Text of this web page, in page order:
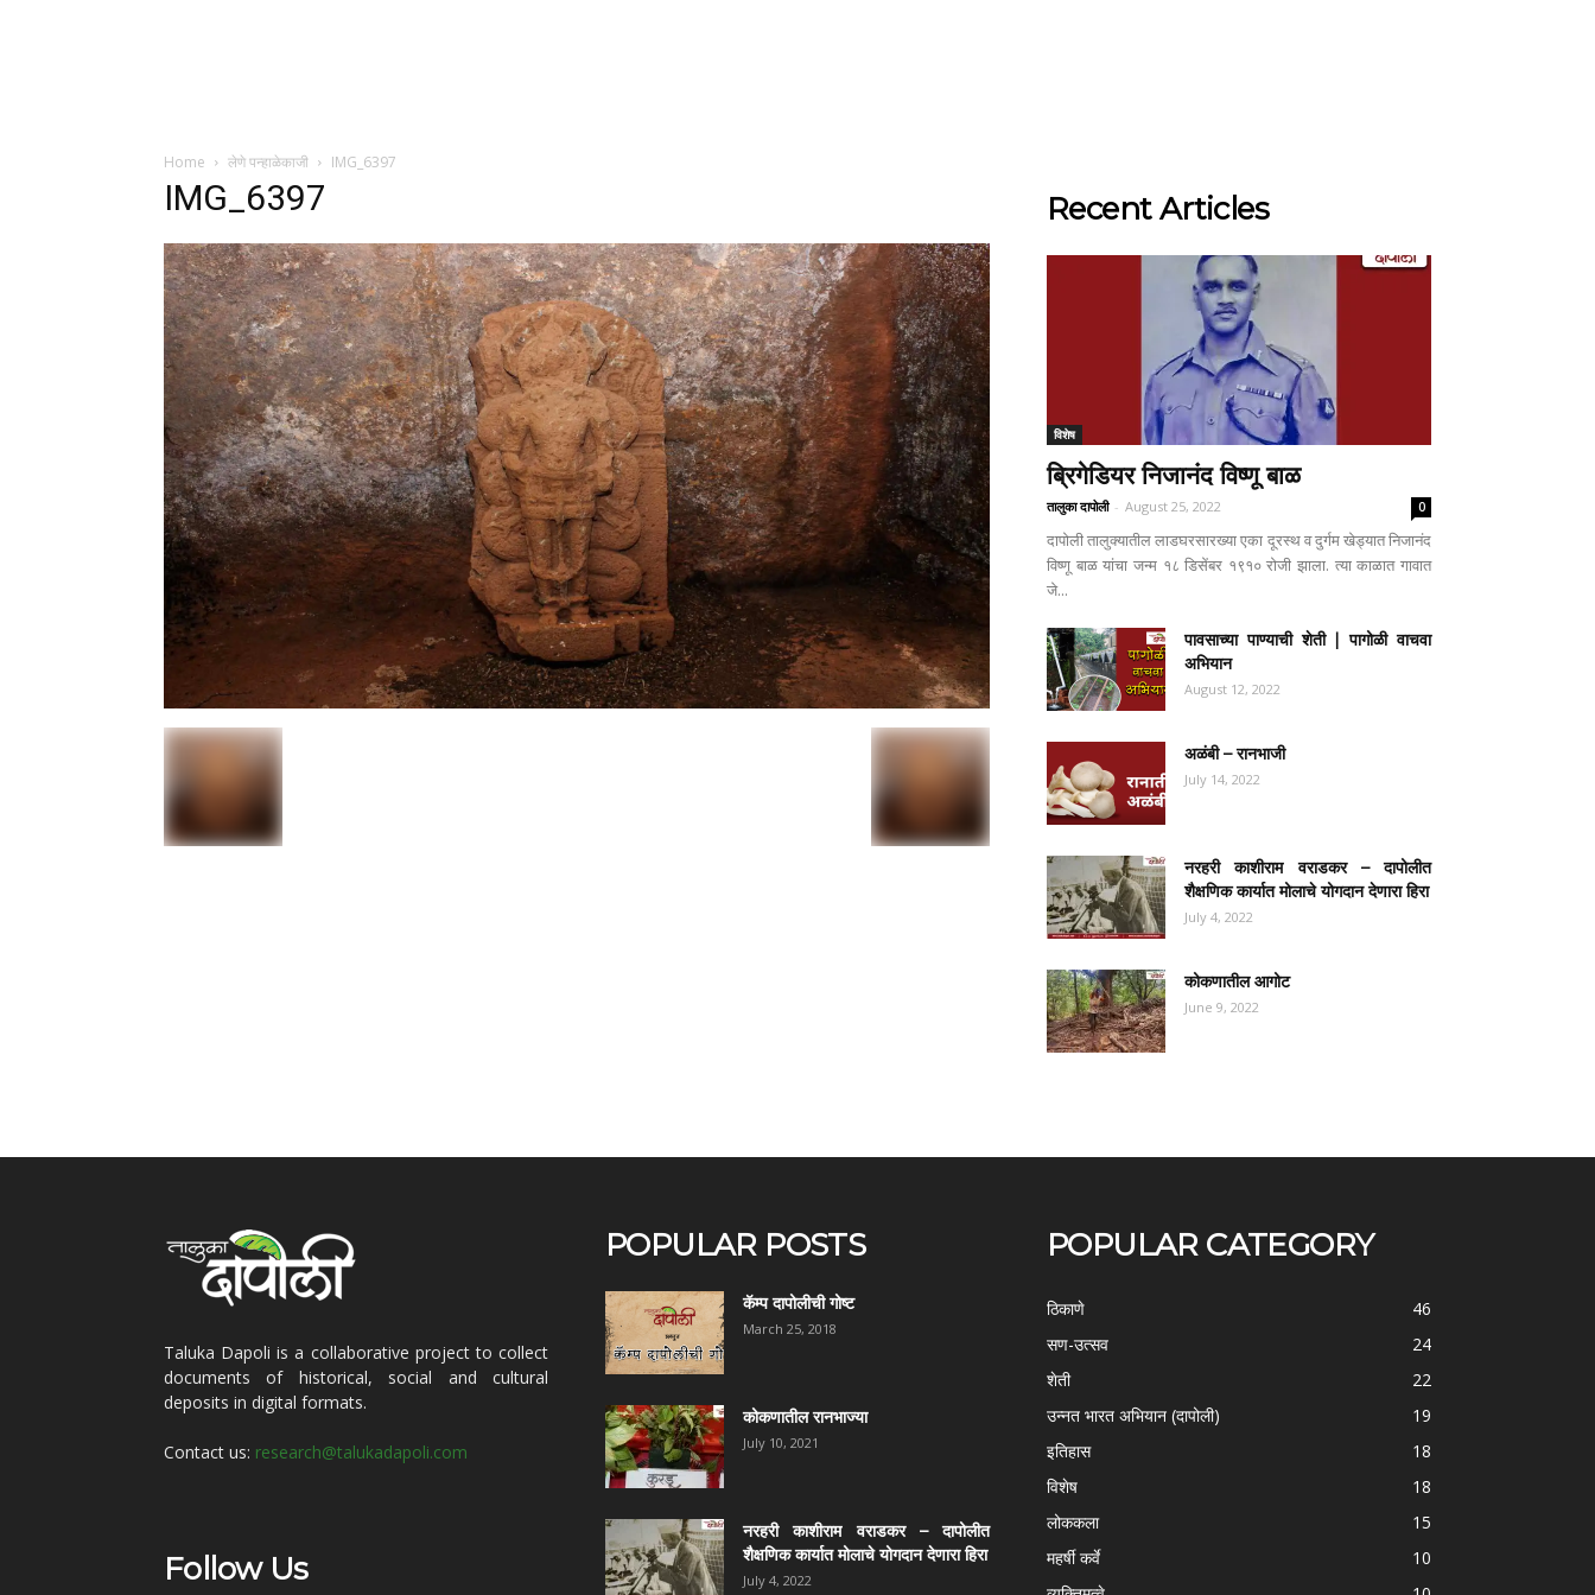
Home लेणे पन्हाळेकाजी IMG_6397
IMG_6397 Recent Articles
विशेष
ब्रिगेडियर निजानंद विष्णू बाळ
तालुका दापोली - August 25, 2022 0
दापोली तालुक्यातील लाडघरसारख्या एका दूरस्थ व दुर्गम खेड्यात निजानंद
विष्णू बाळ यांचा जन्म १८ डिसेंबर १९१० रोजी झाला. त्या काळात गावात
जे...
पावसाच्या पाण्याची शेती | पागोळी वाचवा
अभियान
August 12, 2022
अळंबी – रानभाजी
July 14, 2022
नरहरी काशीराम वराडकर – दापोलीत
शैक्षणिक कार्यात मोलाचे योगदान देणारा हिरा
July 4, 2022
कोकणातील आगोट
June 9, 2022
Taluka Dapoli is a collaborative project to collect
documents of historical, social and cultural
deposits in digital formats.
Contact us: research@talukadapoli.com
Follow Us
POPULAR POSTS
कॅम्प दापोलीची गोष्ट
March 25, 2018
कोकणातील रानभाज्या
July 10, 2021
नरहरी काशीराम वराडकर – दापोलीत
शैक्षणिक कार्यात मोलाचे योगदान देणारा हिरा
July 4, 2022
POPULAR CATEGORY
ठिकाणे
46
सण-उत्सव
24
शेती
22
उन्नत भारत अभियान (दापोली)
19
इतिहास
18
विशेष
18
लोककला
15
महर्षी कर्वे
10